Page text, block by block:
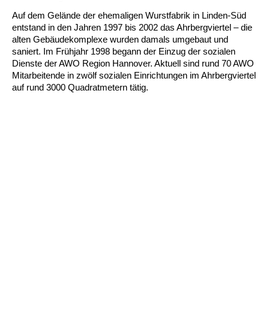
Kindertagesstätte Schneiderberg
Kindertagesstätte Sylter Weg
Kindertagesstätte Tresckowstraße
Offene Sprach-Sprechstunde
Kindertagesstätte Moorlilienweg /
Familienzentrum
Kindertagesstätte Mühenkamp / Familienzentrum
Kindertagesstätte Petermannstraße /
Familienzentrum
Auf dem Gelände der ehemaligen Wurstfabrik in Linden-Süd
entstand in den Jahren 1997 bis 2002 das Ahrbergviertel – die
alten Gebäudekomplexe wurden damals umgebaut und
saniert. Im Frühjahr 1998 begann der Einzug der sozialen
Dienste der AWO Region Hannover. Aktuell sind rund 70 AWO
Mitarbeitende in zwölf sozialen Einrichtungen im Ahrbergviertel
auf rund 3000 Quadratmetern tätig.